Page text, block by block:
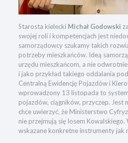
Starosta kielecki Michał Godowski
swojej roli i kompetencjach jest
samorządowcy szukamy takich
potrzeby mieszkańców. Ideą
urzędu mieszkańcom, a nie
i jako przykład takiego oddalania
Centralną Ewidencję Pojazdów i
wprowadzony 13 listopada to
pojazdów, ciągników, przyczep. Jest
chce uwierzyć, że Ministerstwo
nie przejmują się losem Kowalskiego.
wskazane konkretne instrumenty jak